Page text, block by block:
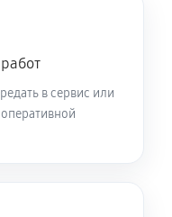
в сервис или